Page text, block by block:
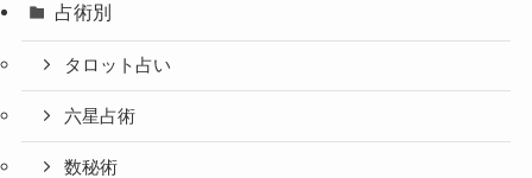
占術別
タロット占い
六星占術
数秘術